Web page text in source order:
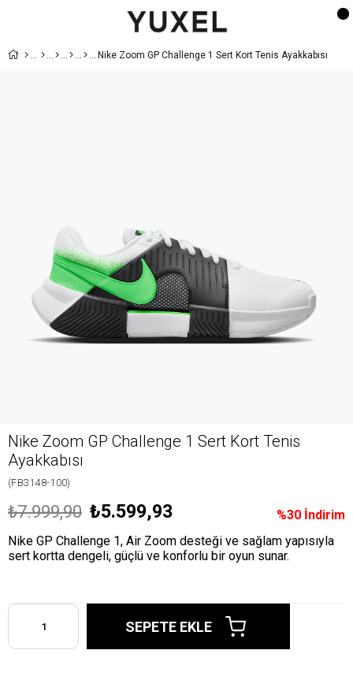
Nike Zoom GP Challenge 1 Sert Kort Tenis Ayakkabısı
Nike Zoom GP Challenge 1 Sert Kort Tenis
Ayakkabısı
(FB3148-100)
%30 İndirim
₺7.999,90 ₺5.599,93
Nike GP Challenge 1, Air Zoom desteği ve sağlam yapısıyla
sert kortta dengeli, güçlü ve konforlu bir oyun sunar.